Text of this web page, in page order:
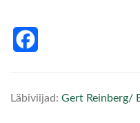
Läbiviijad: Gert Reinberg/